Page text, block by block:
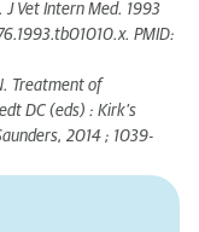
Vet Intern Med. 1993
PMID:
Treatment of
DC (eds) : Kirk’s
2014 ; 1039-